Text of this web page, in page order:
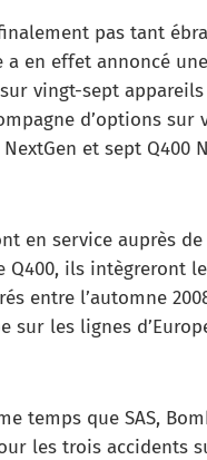
pas tant
a en effet annoncé
vingt-sept appareils
d’options
et sept Q400
en service auprès
Q400, ils intègreront
entre l’automne
sur les lignes
temps que SAS,
les trois accidents